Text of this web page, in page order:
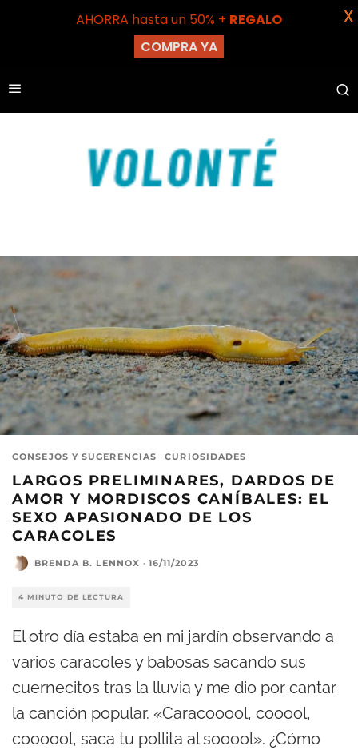
CONSEJOS Y SUGERENCIAS CURIOSIDADES
LARGOS PRELIMINARES, DARDOS DE
AMOR Y MORDISCOS CANÍBALES: EL
SEXO APASIONADO DE LOS
CARACOLES
BRENDA B. LENNOX · 16/11/2023
4 MINUTO DE LECTURA
El otro día estaba en mi jardín observando a
varios caracoles y babosas sacando sus
cuernecitos tras la lluvia y me dio por cantar
la canción popular. «Caracooool, cooool,
coooool, saca tu pollita al sooool». ¿Cómo
AHORRA hasta un 50% + REGALO
COMPRA YA
X